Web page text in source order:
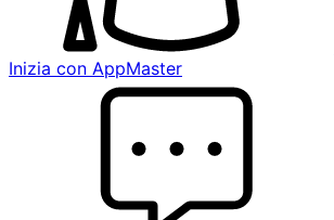
Inizia con AppMaster